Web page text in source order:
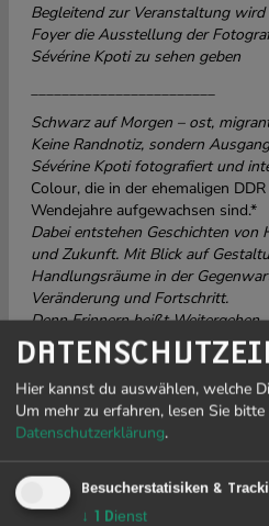
Begleitend zur Veranstaltung wird
Foyer die Ausstellung der
Sévérine Kpoti zu sehen geben
Schwarz auf Morgen – ost,
Keine Randnotiz, sondern
Sévérine Kpoti fotografiert und
Colour, die in der ehemaligen
Wendejahre aufgewachsen sind.*
Dabei entstehen Geschichten
und Zukunft. Mit Blick auf
Handlungsräume in der
Veränderung und Fortschritt.
Denn Erinnern heißt Weitergehen.
Und aktiv Zukunft schreiben.
Aus migrantischer FLINTA -
Unverrückbar.
Selbstbestimmt.
Sichtbar.
MIT Tupoka Ogettewurde
Tochter eines tansanischen
Landwirtschaft und einer
Hier kannst du auswählen, welche
Um mehr zu erfahren, lesen Sie bitte
Datenschutzerklärung.
Besucherstatisiken &
↓ 1 Dienst